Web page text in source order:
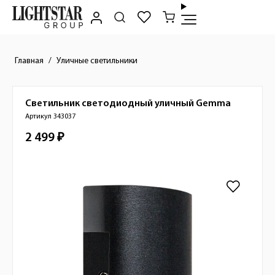
Главная Уличные светильники
Краткое описание товара
Светильник светодиодный уличный Gemma
Артикул 343037
Стоимость товара
2 499 ₽